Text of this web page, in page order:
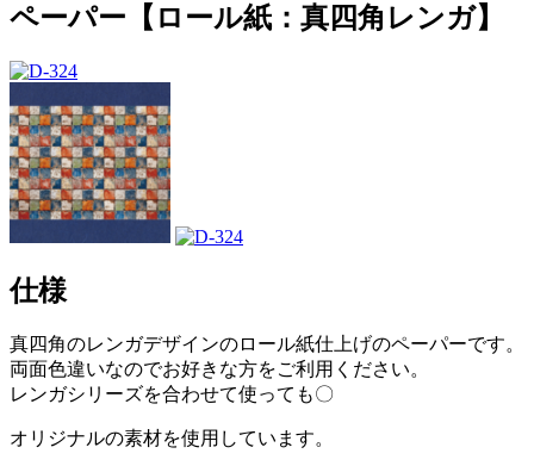
ペーパー【ロール紙：真四角レンガ】
仕様
真四角のレンガデザインのロール紙仕上げのペーパーです。
両面色違いなのでお好きな方をご利用ください。
レンガシリーズを合わせて使っても〇
オリジナルの素材を使用しています。